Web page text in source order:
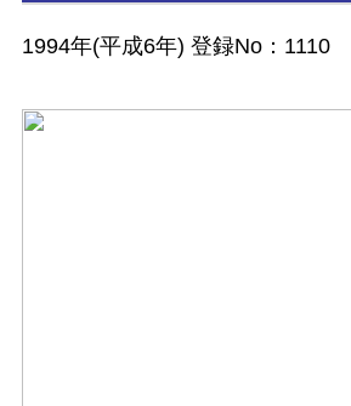
1994年(平成6年) 登録No：1110